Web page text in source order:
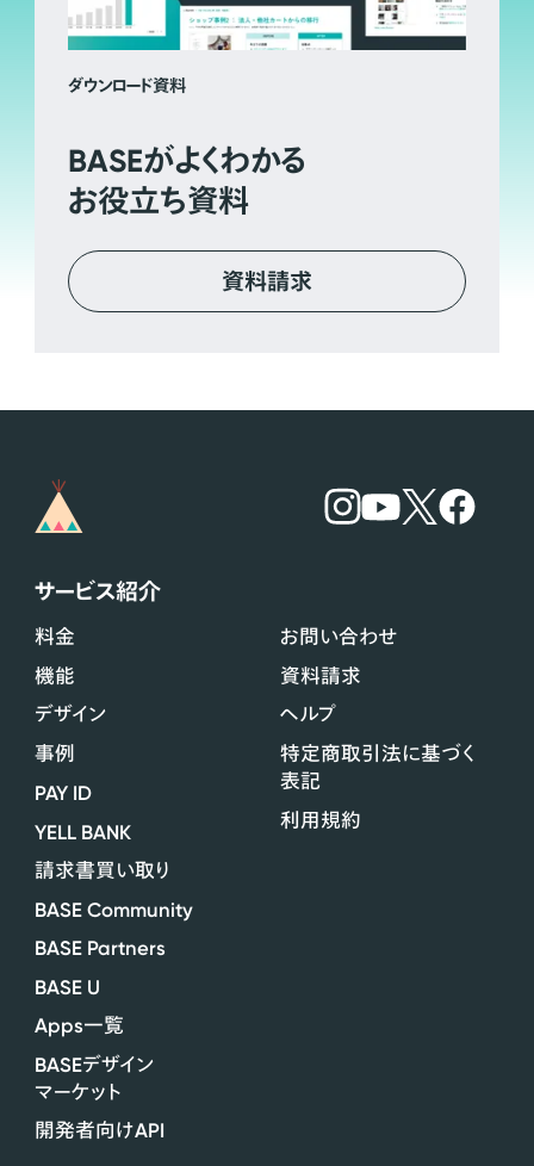
ダウンロード資料
BASEがよくわかる
お役立ち資料
資料請求
サービス紹介
料金
機能
デザイン
事例
PAY ID
YELL BANK
請求書買い取り
BASE Community
BASE Partners
BASE U
Apps一覧
BASEデザイン
マーケット
開発者向けAPI
お問い合わせ
資料請求
ヘルプ
特定商取引法に基づく
表記
利用規約